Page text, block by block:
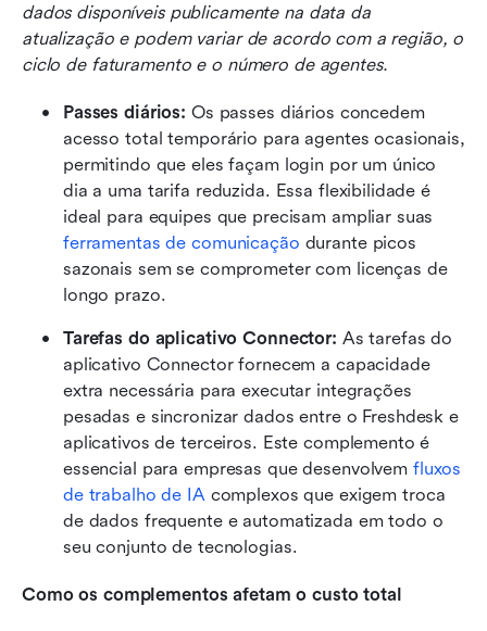
dados disponíveis publicamente na data da
atualização e podem variar de acordo com a região, o
ciclo de faturamento e o número de agentes.
Passes diários: Os passes diários concedem
acesso total temporário para agentes ocasionais,
permitindo que eles façam login por um único
dia a uma tarifa reduzida. Essa flexibilidade é
ferramentas de comunicação durante picos
sazonais sem se comprometer com licenças de
longo prazo.
Tarefas do aplicativo Connector: As tarefas do
aplicativo Connector fornecem a capacidade
extra necessária para executar integrações
pesadas e sincronizar dados entre o Freshdesk e
aplicativos de terceiros. Este complemento é
essencial para empresas que desenvolvem fluxos
de trabalho de IA complexos que exigem troca
de dados frequente e automatizada em todo o
seu conjunto de tecnologias.
Como os complementos afetam o custo total